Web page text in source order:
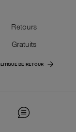
Retours
Gratuits
DE RETOUR